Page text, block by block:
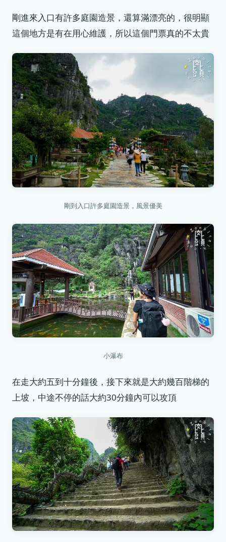
剛進來入口有許多庭園造景，還算滿漂亮的，很明顯
這個地方是有在用心維護，所以這個門票真的不太貴
剛到入口許多庭園造景，風景優美
小瀑布
在走大約五到十分鐘後，接下來就是大約幾百階梯的
上坡，中途不停的話大約30分鐘內可以攻頂